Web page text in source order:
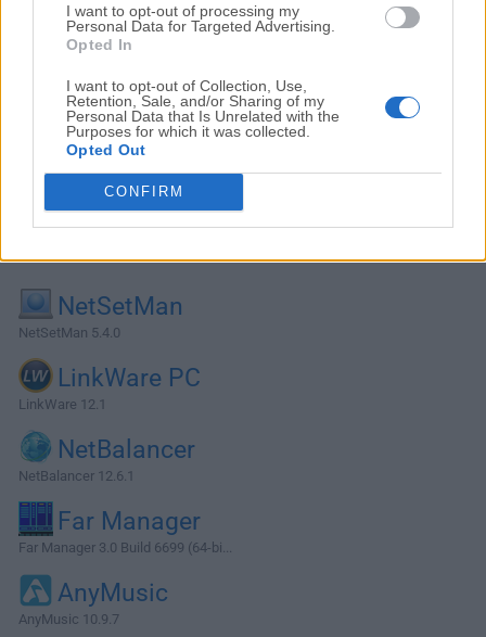
I want to opt-out of processing my
Personal Data for Targeted Advertising.
Opted In
I want to opt-out of Collection, Use,
Retention, Sale, and/or Sharing of my
Personal Data that Is Unrelated with the
Purposes for which it was collected.
Opted Out
CONFIRM
NetSetMan
NetSetMan 5.4.0
LinkWare PC
LinkWare 12.1
NetBalancer
NetBalancer 12.6.1
Far Manager
Far Manager 3.0 Build 6699 (64-bi...
AnyMusic
AnyMusic 10.9.7